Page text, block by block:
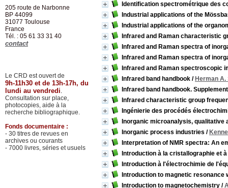
Identification spectrométrique des
Industrial applications of the
Industrial applications of the
Infrared and Raman characteristic
Infrared and Raman spectra of
Infrared and Raman spectra of
Infrared and Raman spectroscopic
Infrared band handbook / Herman
Infrared band handbook.
Infrared characteristic group
Ingénierie des procédés
Inorganic microanalysis,
Inorganic process industries /
Interpretation of NMR spectra: An
Introduction à la cristallographie et
Introduction à l'électrochimie de
Introduction to magnetic
Introduction to magnetochemistry /
205 route de Narbonne
BP 44099
31077 Toulouse
France
Tél. : 05 61 33 31 40
contact
Le CRD est ouvert de
9h-11h30 et de 13h-17h, du
lundi au vendredi.
Consultation sur place,
photocopies, aide à la
recherche bibliographique.
Fonds documentaire :
- 30 titres de revues en
archives ou courants
- 7000 livres, séries et usuels